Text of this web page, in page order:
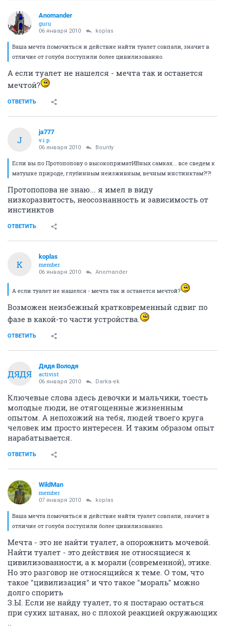
Anomander
guru
06 января 2010 koplas
Ваша мечта помочиться и действие найти туалет совпали, значит в
отличие от голубя поступили более цивилизованно.
А если туалет не нашелся - мечта так и останется
мечтой?
ОТВЕТИТЬ
J
ja777
v.i.p.
06 января 2010 Bounty
Если вы по Протопопову о высокоприматИВных самках... все сведем к
матушке природе, глубинным неизживным, вечным инстинктам?!?!
Протопопова не знаю... я имел в виду
низкоразвитость, неосознанность и зависимость от
инстинктов
ОТВЕТИТЬ
K
koplas
member
06 января 2010 Anomander
А если туалет не нашелся - мечта так и останется мечтой?
Возможен неизбежный кратковременный сдвиг по
фазе в какой-то части устройства.
ОТВЕТИТЬ
ДЯДЯ
Дядя Володя
activist
06 января 2010 Darka-ek
Ключевые слова здесь девочки и мальчики, тоесть
молодые люди, не отягощенные жизненным
опытом. А непохожий на тебя, людей твоего круга
человек им просто интересен. И таким образом опыт
нарабатывается.
ОТВЕТИТЬ
WildMan
member
07 января 2010 koplas
Ваша мечта помочиться и действие найти туалет совпали, значит в
отличие от голубя поступили более цивилизованно.
Мечта - это не найти туалет, а опорожнить мочевой.
Найти туалет - это действия не относящиеся к
цивилизованности, а к морали (современной), этике.
Но это разговор не относящийся к теме. О том, что
такое "цивилизация" и что такое "мораль" можно
долго спорить
З.Ы. Если не найду туалет, то я постараю остаться
при сухих штанах, но с плохой реакцией окружающих
..